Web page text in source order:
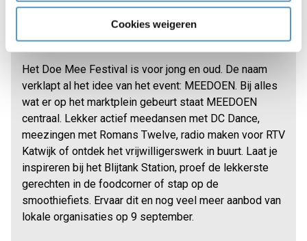
Cookies weigeren
het Marktplein naast Aquamar. Er zijn grote en kleine
workshops, optredens, activiteiten en een gezellige
informatiemarkt.
Het Doe Mee Festival is voor jong en oud. De naam
verklapt al het idee van het event: MEEDOEN. Bij alles
wat er op het marktplein gebeurt staat MEEDOEN
centraal. Lekker actief meedansen met DC Dance,
meezingen met Romans Twelve, radio maken voor RTV
Katwijk of ontdek het vrijwilligerswerk in buurt. Laat je
inspireren bij het Blijtank Station, proef de lekkerste
gerechten in de foodcorner of stap op de
smoothiefiets. Ervaar dit en nog veel meer aanbod van
lokale organisaties op 9 september.